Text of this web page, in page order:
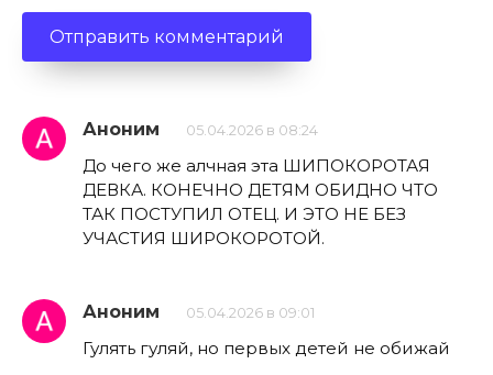
Аноним 05.04.2026 в 08:24
До чего же алчная эта ШИПОКОРОТАЯ
ДЕВКА. КОНЕЧНО ДЕТЯМ ОБИДНО ЧТО
ТАК ПОСТУПИЛ ОТЕЦ. И ЭТО НЕ БЕЗ
УЧАСТИЯ ШИРОКОРОТОЙ.
Аноним 05.04.2026 в 09:01
Гулять гуляй, но первых детей не обижай